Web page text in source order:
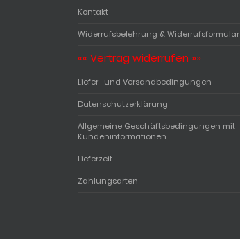
Kontakt
Widerrufsbelehrung & Widerrufsformular
«« Vertrag widerrufen »»
Liefer- und Versandbedingungen
Datenschutzerklärung
Allgemeine Geschäftsbedingungen mit
Kundeninformationen
Lieferzeit
Zahlungsarten